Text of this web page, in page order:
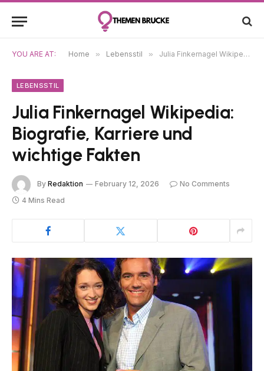
YOU ARE AT: Home » Lebensstil » Julia Finkernagel Wikipedia: Biografie, Karriere und wichtige Fakten
LEBENSSTIL
Julia Finkernagel Wikipedia:
Biografie, Karriere und
wichtige Fakten
By Redaktion February 12, 2026
No Comments
4 Mins Read